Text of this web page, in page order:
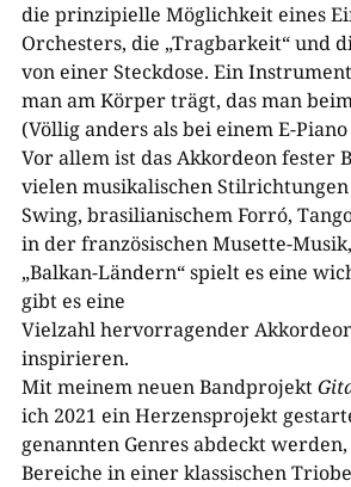
die prinzipielle Möglichkeit eines
Orchesters, die „Tragbarkeit“ und
von einer Steckdose. Ein
man am Körper trägt, das man
(Völlig anders als bei einem E-​
Vor allem ist das Akkordeon fester
vielen musikalischen Stilrichtungen
Swing, brasilianischem Forró,
in der französischen Musette-​
„Balkan-​Ländern“ spielt es eine
gibt es eine
Vielzahl hervorragender
inspirieren.
Mit meinem neuen Bandprojekt
ich 2021 ein Herzensprojekt
genannten Genres abdeckt
Bereiche in einer klassischen